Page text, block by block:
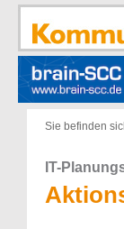
Zum
springen
Sie befinden
IT-